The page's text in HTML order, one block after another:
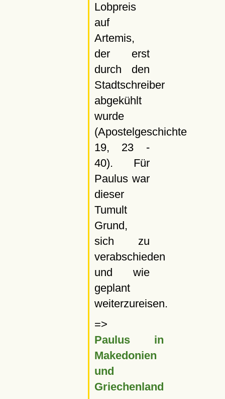
Lobpreis
auf
Artemis,
der erst
durch den
Stadtschreiber
abgekühlt
wurde
(Apostelgeschichte
19, 23 -
40). Für
Paulus war
dieser
Tumult
Grund,
sich zu
verabschieden
und wie
geplant
weiterzureisen.
=>
Paulus in
Makedonien
und
Griechenland